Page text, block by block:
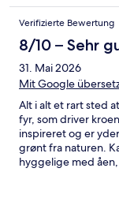
Verifizierte Bewertung
8/10 – Sehr
31. Mai 2026
Mit Google
Alt i alt et rart sted
fyr, som driver
inspireret og er
grønt fra naturen.
hyggelige med